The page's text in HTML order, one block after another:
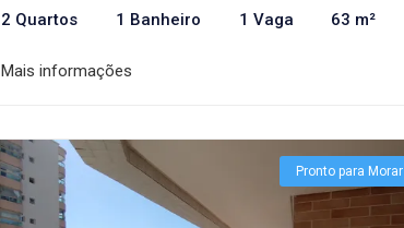
2 Quartos 1 Banheiro 1 Vaga 63 m²
Mais informações
Pronto para Morar